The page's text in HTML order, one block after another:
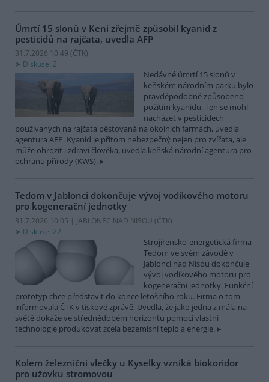
Úmrtí 15 slonů v Keni zřejmě způsobil kyanid z
pesticidů na rajčata, uvedla AFP
31.7.2026 10:49 (ČTK)
Diskuse: 2
Nedávné úmrtí 15 slonů v
keňském národním parku bylo
pravděpodobně způsobeno
požitím kyanidu. Ten se mohl
nacházet v pesticidech
používaných na rajčata pěstovaná na okolních farmách, uvedla
agentura AFP. Kyanid je přitom nebezpečný nejen pro zvířata, ale
může ohrozit i zdraví člověka, uvedla keňská národní agentura pro
ochranu přírody (KWS).
Tedom v Jablonci dokončuje vývoj vodíkového motoru
pro kogenerační jednotky
31.7.2026 10:05 | JABLONEC NAD NISOU (ČTK)
Diskuse: 22
Strojírensko-energetická firma
Tedom ve svém závodě v
Jablonci nad Nisou dokončuje
vývoj vodíkového motoru pro
kogenerační jednotky. Funkční
prototyp chce představit do konce letošního roku. Firma o tom
informovala ČTK v tiskové zprávě. Uvedla, že jako jedna z mála na
světě dokáže ve střednědobém horizontu pomocí vlastní
technologie produkovat zcela bezemisní teplo a energie.
Kolem železniční vlečky u Kyselky vzniká biokoridor
pro užovku stromovou